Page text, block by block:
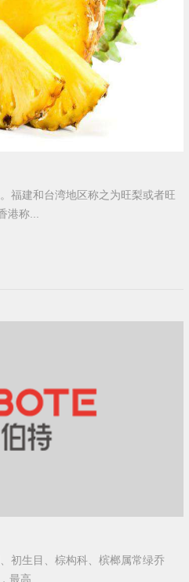
福建和台湾地区称之为旺梨或者旺
港称...
初生目、棕构科、槟榔属常绿乔
最高...